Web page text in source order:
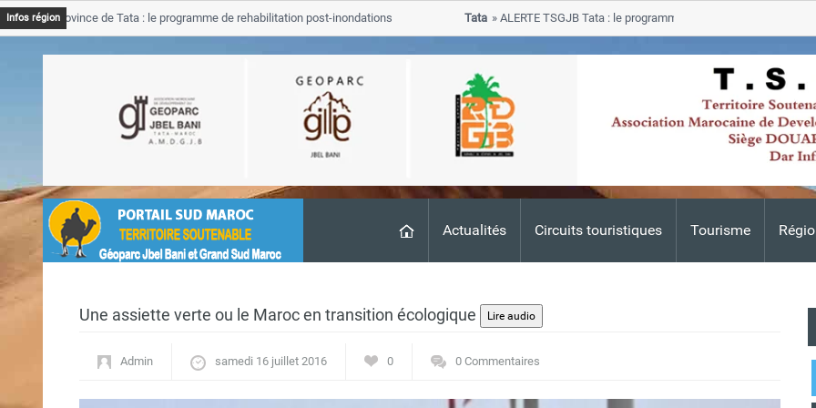
Actualités Circuits touristiques Tourisme
Infos région
Province de Tata : le programme de rehabilitation post-inondations
ALERTE TSGJB Tata : le programme de rehabilitation post-
progresse dans les zones sinistrees
Une assiette verte ou le Maroc en transition écologique
Admin samedi 16 juillet 2016 0 0 Commentaires